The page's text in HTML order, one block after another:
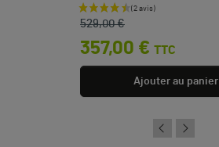
Prix de base
529,00 €
Prix
357,00 € TTC
Ajouter au panier